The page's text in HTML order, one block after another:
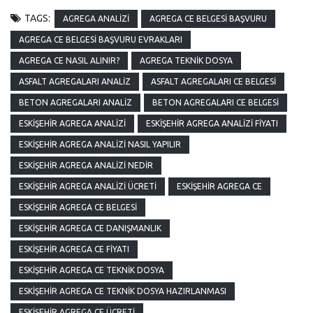
TAGS: AGREGA ANALIZI AGREGA CE BELGESI BAŞVURU
AGREGA CE BELGESI BAŞVURU EVRAKLARI
AGREGA CE NASIL ALINIR? AGREGA TEKNIK DOSYA
ASFALT AGREGALARI ANALIZ ASFALT AGREGALARI CE BELGESI
BETON AGREGALARI ANALIZ BETON AGREGALARI CE BELGESI
ESKIŞEHIR AGREGA ANALIZI ESKIŞEHIR AGREGA ANALIZI FIYATI
ESKIŞEHIR AGREGA ANALIZI NASIL YAPILIR
ESKIŞEHIR AGREGA ANALIZI NEDIR
ESKIŞEHIR AGREGA ANALIZI ÜCRETI ESKIŞEHIR AGREGA CE
ESKIŞEHIR AGREGA CE BELGESI
ESKIŞEHIR AGREGA CE DANIŞMANLIK
ESKIŞEHIR AGREGA CE FIYATI
ESKIŞEHIR AGREGA CE TEKNIK DOSYA
ESKIŞEHIR AGREGA CE TEKNIK DOSYA HAZIRLANMASI